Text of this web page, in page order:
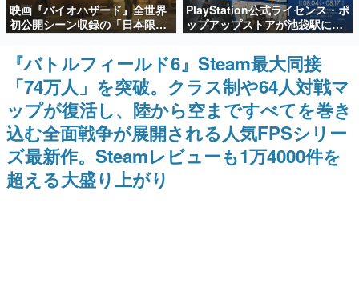
SNS拡散数が数千以上！ ページビュー数万以上！ などな
ど。多くの人々に読まれた、電ファミ渾身の“殿堂入り”記
事をまとめました。
ゲームの企画書
名作ゲームクリエイターの方々に製作時のエピソードをお
聞きし、ヒットする企画（ゲーム）とは何か？を探ってい
きます。
赫本
この物語を解いてはいけない。『赫本』は、〈試験問題〉
の形をした短編ホラー小説集です。
新世代に訊く
品
映画『バイオハザード』全世界
初公開シーン収録の「日本限
定」予告映像が解禁。バイオの
日（8月10日）にあわせて、
「ラクーンシティ総合病院」へ
行く配達人の姿が披露
PlayStation公式ライセンス・ポ
ップアップストアが池袋駅にて
期間限定で開催。夏のアパレル
や『ブラッドボーン』の新作ア
イテムが登場
『バトルフィールド6』Steam最大同接
「74万人」を突破。クラス制や64人対戦マ
ップが復活し、陸から空まですべてを巻き
込む全面戦争が展開される人気FPSシリー
ズ最新作。Steamレビューも1万4000件を
超える大盛り上がり